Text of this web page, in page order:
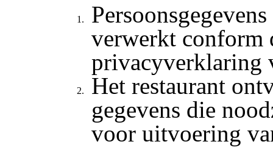
verwerkt conform
privacyverklaring
Het restaurant
gegevens die
voor uitvoering